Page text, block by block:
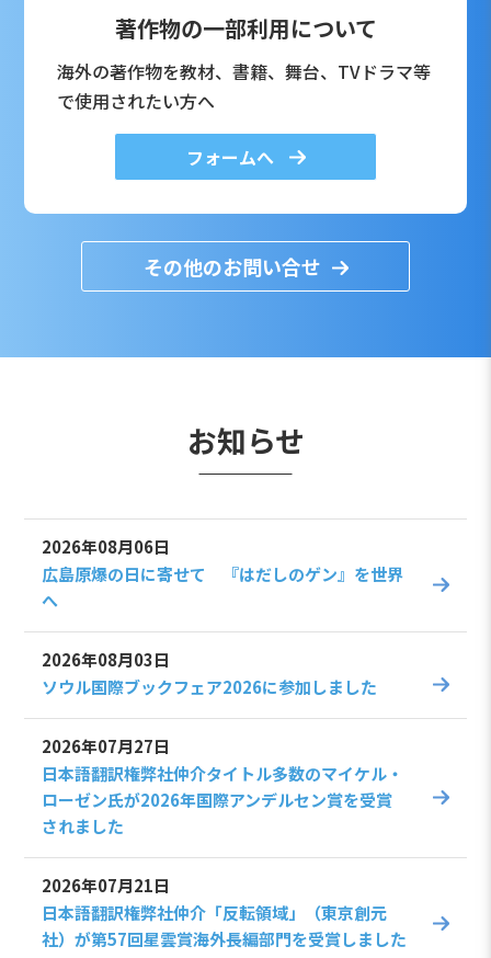
著作物の一部利用について
海外の著作物を教材、書籍、舞台、TVドラマ等
で使用されたい方へ
フォームへ
その他のお問い合せ
お知らせ
2026年08月06日
広島原爆の日に寄せて 『はだしのゲン』を世界
へ
2026年08月03日
ソウル国際ブックフェア2026に参加しました
2026年07月27日
日本語翻訳権弊社仲介タイトル多数のマイケル・
ローゼン氏が2026年国際アンデルセン賞を受賞
されました
2026年07月21日
日本語翻訳権弊社仲介「反転領域」（東京創元
社）が第57回星雲賞海外長編部門を受賞しました